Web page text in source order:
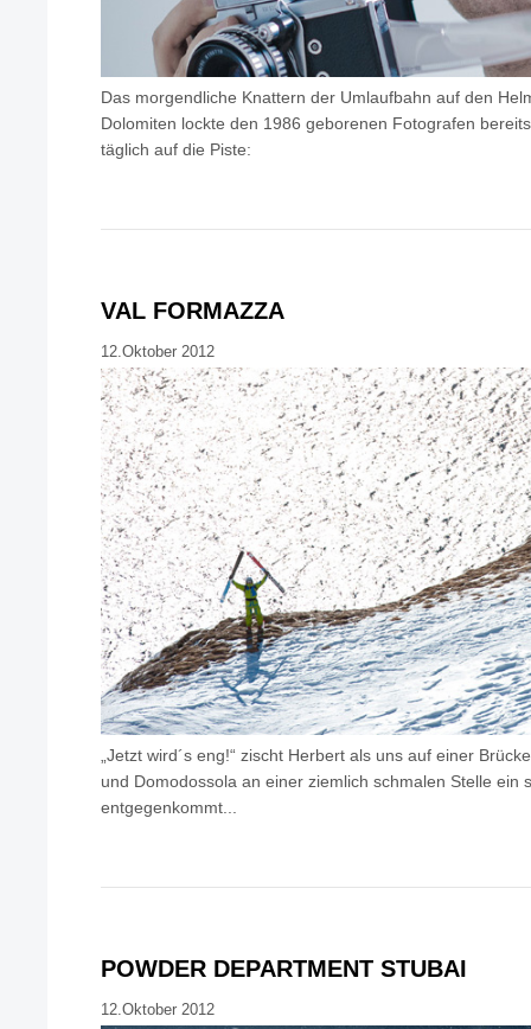
Das morgendliche Knattern der Umlaufbahn auf den
Dolomiten lockte den 1986 geborenen Fotografen
täglich auf die Piste:
VAL FORMAZZA
12.Oktober 2012
„Jetzt wird´s eng!“ zischt Herbert als uns auf einer
und Domodossola an einer ziemlich schmalen Stelle ein
entgegenkommt...
POWDER DEPARTMENT STUBAI
12.Oktober 2012